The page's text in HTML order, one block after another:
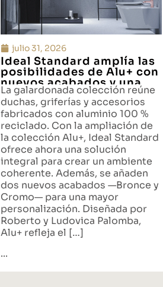
julio 31, 2026
Ideal Standard amplía las
posibilidades de Alu+ con
nuevos acabados y una
propuesta integral de
baño
La galardonada colección reúne
duchas, griferías y accesorios
fabricados con aluminio 100 %
reciclado. Con la ampliación de
la colección Alu+, Ideal Standard
ofrece ahora una solución
integral para crear un ambiente
coherente. Además, se añaden
dos nuevos acabados —Bronce y
Cromo— para una mayor
personalización. Diseñada por
Roberto y Ludovica Palomba,
Alu+ refleja el […]
...